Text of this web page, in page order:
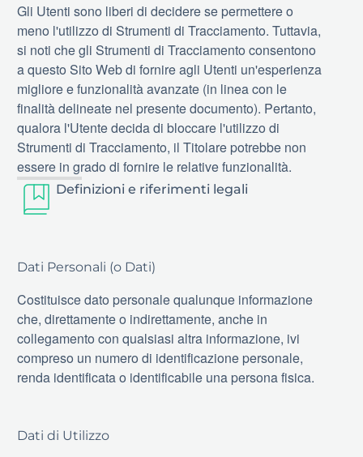
Gli Utenti sono liberi di decidere se permettere o
meno l'utilizzo di Strumenti di Tracciamento. Tuttavia,
si noti che gli Strumenti di Tracciamento consentono
a questo Sito Web di fornire agli Utenti un'esperienza
migliore e funzionalità avanzate (in linea con le
finalità delineate nel presente documento). Pertanto,
qualora l'Utente decida di bloccare l'utilizzo di
Strumenti di Tracciamento, il Titolare potrebbe non
essere in grado di fornire le relative funzionalità.
Definizioni e riferimenti legali
Dati Personali (o Dati)
Costituisce dato personale qualunque informazione
che, direttamente o indirettamente, anche in
collegamento con qualsiasi altra informazione, ivi
compreso un numero di identificazione personale,
renda identificata o identificabile una persona fisica.
Dati di Utilizzo